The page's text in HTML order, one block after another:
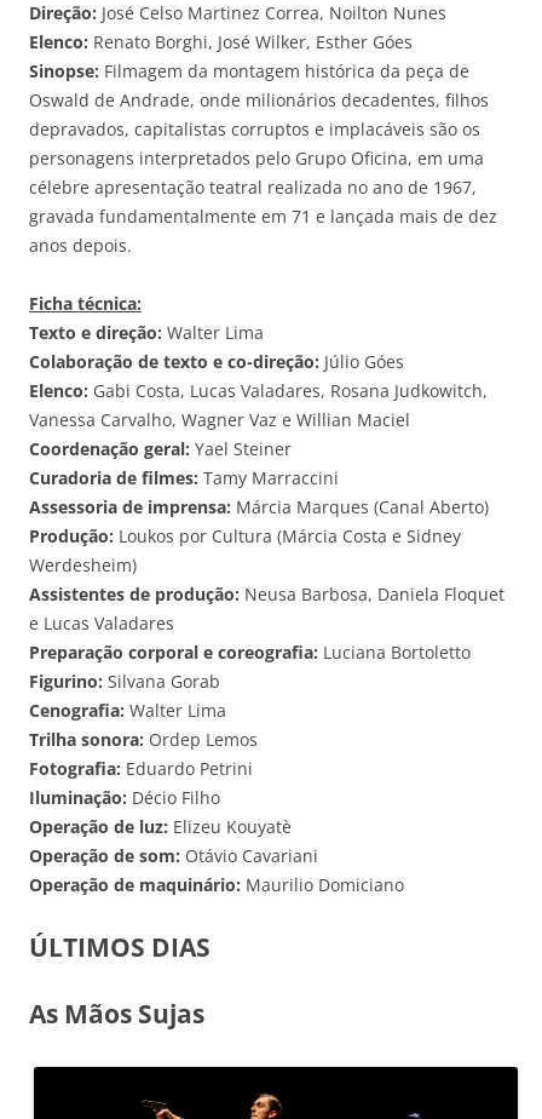
Direção: José Celso Martinez Correa, Noilton Nunes
Elenco: Renato Borghi, José Wilker, Esther Góes
Sinopse: Filmagem da montagem histórica da peça de
Oswald de Andrade, onde milionários decadentes, filhos
depravados, capitalistas corruptos e implacáveis são os
personagens interpretados pelo Grupo Oficina, em uma
célebre apresentação teatral realizada no ano de 1967,
gravada fundamentalmente em 71 e lançada mais de dez
anos depois.
Ficha técnica:
Texto e direção: Walter Lima
Colaboração de texto e co-direção: Júlio Góes
Elenco: Gabi Costa, Lucas Valadares, Rosana Judkowitch,
Vanessa Carvalho, Wagner Vaz e Willian Maciel
Coordenação geral: Yael Steiner
Curadoria de filmes: Tamy Marraccini
Assessoria de imprensa: Márcia Marques (Canal Aberto)
Produção: Loukos por Cultura (Márcia Costa e Sidney
Werdesheim)
Assistentes de produção: Neusa Barbosa, Daniela Floquet
e Lucas Valadares
Preparação corporal e coreografia: Luciana Bortoletto
Figurino: Silvana Gorab
Cenografia: Walter Lima
Trilha sonora: Ordep Lemos
Fotografia: Eduardo Petrini
Iluminação: Décio Filho
Operação de luz: Elizeu Kouyatè
Operação de som: Otávio Cavariani
Operação de maquinário: Maurilio Domiciano
ÚLTIMOS DIAS
As Mãos Sujas